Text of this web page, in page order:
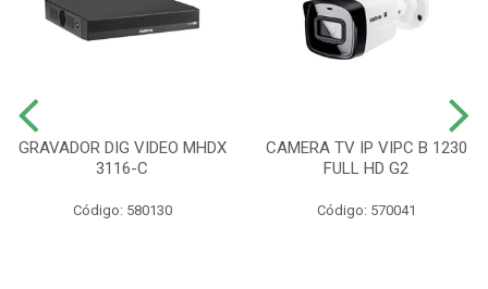
GRAVADOR DIG VIDEO MHDX
3116-C
Código: 580130
CAMERA TV IP VIPC B 1230
FULL HD G2
Código: 570041